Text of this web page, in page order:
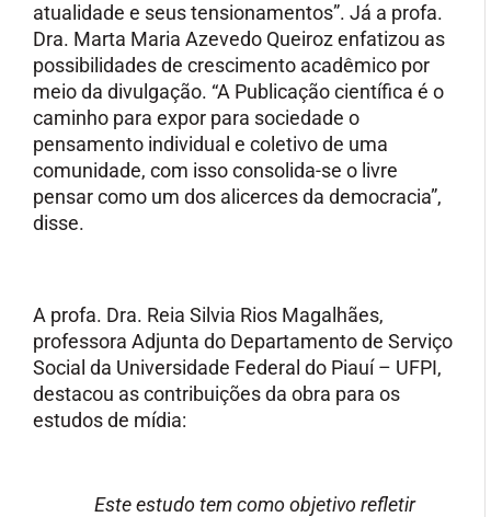
atualidade e seus tensionamentos”. Já a profa.
Dra. Marta Maria Azevedo Queiroz enfatizou as
possibilidades de crescimento acadêmico por
meio da divulgação. “A Publicação científica é o
caminho para expor para sociedade o
pensamento individual e coletivo de uma
comunidade, com isso consolida-se o livre
pensar como um dos alicerces da democracia”,
disse.
A profa. Dra. Reia Silvia Rios Magalhães,
professora Adjunta do Departamento de Serviço
Social da Universidade Federal do Piauí – UFPI,
destacou as contribuições da obra para os
estudos de mídia:
Este estudo tem como objetivo refletir